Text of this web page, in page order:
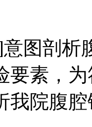
图剖析
要素，
我院腹